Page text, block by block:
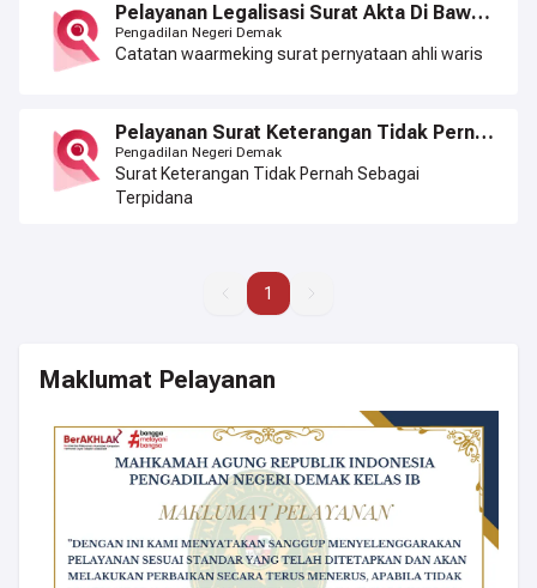
Pelayanan Legalisasi Surat Akta Di Bawah
Tangan (Waarmeking)
Pengadilan Negeri Demak
Catatan waarmeking surat pernyataan ahli waris
Pelayanan Surat Keterangan Tidak Pernah
Sebagai Terpidana
Pengadilan Negeri Demak
Surat Keterangan Tidak Pernah Sebagai
Terpidana
11
Maklumat Pelayanan